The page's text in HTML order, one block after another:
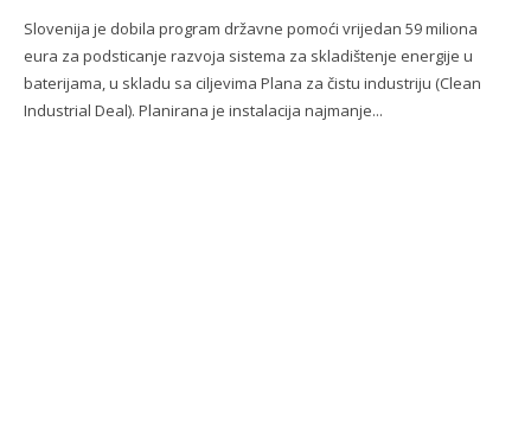
Slovenija je dobila program državne pomoći vrijedan 59 miliona
eura za podsticanje razvoja sistema za skladištenje energije u
baterijama, u skladu sa ciljevima Plana za čistu industriju (Clean
Industrial Deal). Planirana je instalacija najmanje...